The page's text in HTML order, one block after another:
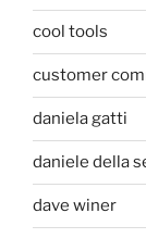
cool tools
customer
daniela gatti
daniele della
dave winer